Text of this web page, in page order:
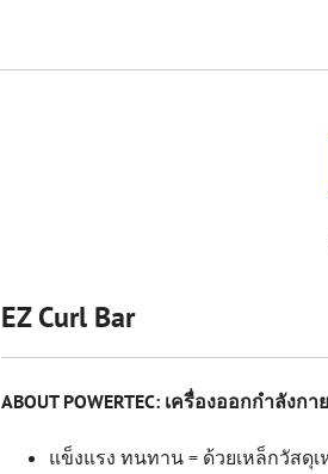
EZ Curl Bar
ABOUT POWERTEC: เครื่องออกกำลัง
แข็งแรง ทนทาน = ด้วยเหล็กวัสดุ